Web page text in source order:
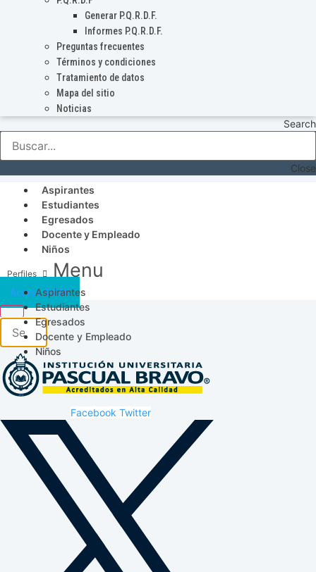
Generar P.Q.R.D.F.
Informes P.Q.R.D.F.
Preguntas frecuentes
Términos y condiciones
Tratamiento de datos
Mapa del sitio
Noticias
Search
Close
Aspirantes
Estudiantes
Egresados
Docente y Empleado
Niños
Menu
Aspirantes
Estudiantes
Egresados
Docente y Empleado
Niños
Acceso SICAU
Facebook Twitter